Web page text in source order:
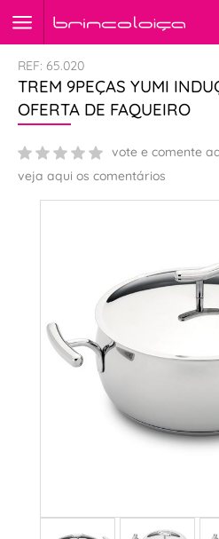
REF: 65.020
TREM 9PEÇAS YUMI
OFERTA DE FAQUEIRO
vote e comente
veja aqui os comentários